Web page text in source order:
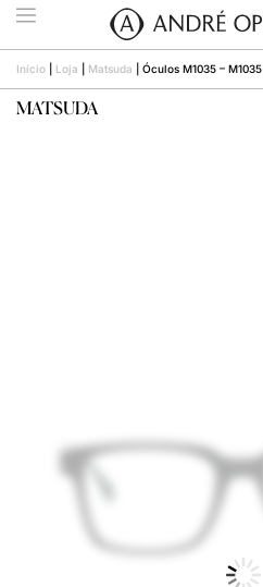
Início Loja Matsuda Óculos M1035 – M1035
MATSUDA